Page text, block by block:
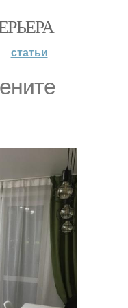
статьи